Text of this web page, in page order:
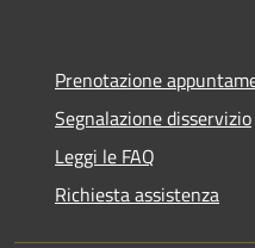
Prenotazione
Segnalazione disservizio
Leggi le FAQ
Richiesta assistenza